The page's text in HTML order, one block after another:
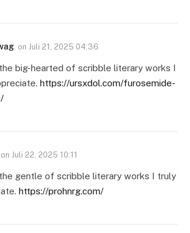
on Juli 21, 2025 04:36
big-hearted of scribble literary works I
https://ursxdol.com/furosemide-
on Juli 22, 2025 10:11
gentle of scribble literary works I truly
https://prohnrg.com/